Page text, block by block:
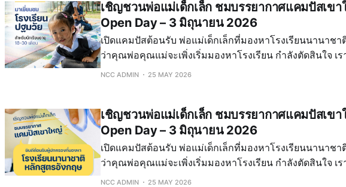
เชิญชวนพ่อแม่เด็กเล็ก ชมบรรยากาศแคมปัสเข
Open Day – 3 มิถุนายน 2026
เปิดแคมปัสต้อนรับ พ่อแม่เด็กเล็กที่มองหาโรงเรียนนานาช
ว่าคุณพ่อคุณแม่จะเพิ่งเริ่มมองหาโรงเรียน กำลังตัดสินใจ เ
ครอบครัวอย่างอบอุ่น . ที่ St. Stephen’s International
NCC ADMIN 25 MAY 2026
เชิญชวนพ่อแม่เด็กเล็ก ชมบรรยากาศแคมปัสเข
Open Day – 3 มิถุนายน 2026
เปิดแคมปัสต้อนรับ พ่อแม่เด็กเล็กที่มองหาโรงเรียนนานาช
ว่าคุณพ่อคุณแม่จะเพิ่งเริ่มมองหาโรงเรียน กำลังตัดสินใจ เ
ครอบครัวอย่างอบอุ่น . ที่ St. Stephen’s International
NCC ADMIN 25 MAY 2026